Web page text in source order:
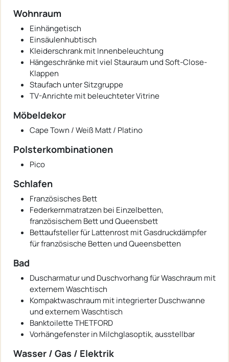
Wohnraum
Einhängetisch
Einsäulenhubtisch
Kleiderschrank mit Innenbeleuchtung
Hängeschränke mit viel Stauraum und Soft-Close-
Klappen
Staufach unter Sitzgruppe
TV-Anrichte mit beleuchteter Vitrine
Möbeldekor
Cape Town / Weiß Matt / Platino
Polsterkombinationen
Pico
Schlafen
Französisches Bett
Federkernmatratzen bei Einzelbetten,
französischem Bett und Queensbett
Bettaufsteller für Lattenrost mit Gasdruckdämpfer
für französische Betten und Queensbetten
Bad
Duscharmatur und Duschvorhang für Waschraum mit
externem Waschtisch
Kompaktwaschraum mit integrierter Duschwanne
und externem Waschtisch
Banktoilette THETFORD
Vorhängefenster in Milchglasoptik, ausstellbar
Wasser / Gas / Elektrik